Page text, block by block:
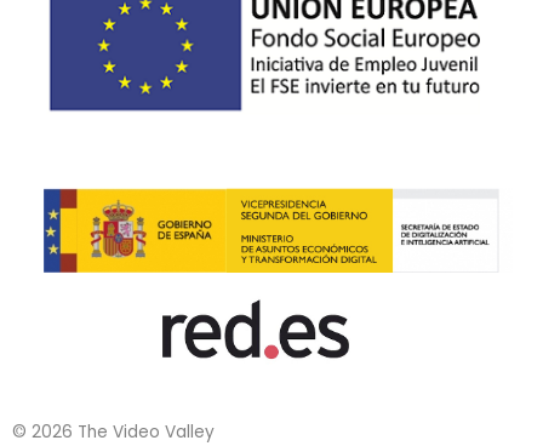
© 2026 The Video Valley